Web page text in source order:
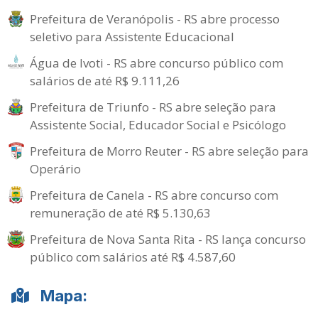
Prefeitura de Veranópolis - RS abre processo
seletivo para Assistente Educacional
Água de Ivoti - RS abre concurso público com
salários de até R$ 9.111,26
Prefeitura de Triunfo - RS abre seleção para
Assistente Social, Educador Social e Psicólogo
Prefeitura de Morro Reuter - RS abre seleção para
Operário
Prefeitura de Canela - RS abre concurso com
remuneração de até R$ 5.130,63
Prefeitura de Nova Santa Rita - RS lança concurso
público com salários até R$ 4.587,60
Mapa: